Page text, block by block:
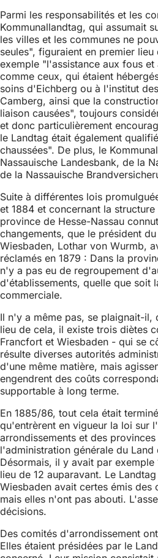
Parmi les responsabilités et les
Kommunallandtag, qui assumait
les villes et les communes ne
seules", figuraient en premier
exemple "l'assistance aux fous et
comme ceux, qui étaient
soins d'Eichberg ou à l'institut
Camberg, ainsi que la
liaison causées", toujours
et donc particulièrement
le Landtag était également
chaussées". De plus, le
Nassauische Landesbank, de la
de la Nassauische
Suite à différentes lois
et 1884 et concernant la
province de Hesse-Nassau
changements, que le président
Wiesbaden, Lothar von Wurmb,
réclamés en 1879 : Dans la
n'y a pas eu de regroupement
d'établissements, quelle que soit
commerciale.
Il n'y a même pas, se plaignait-il,
lieu de cela, il existe trois diètes
Francfort et Wiesbaden - qui se
résulte diverses autorités
d'une même matière, mais
engendrent des coûts
supportable à long terme.
En 1885/86, tout cela était
qu'entrèrent en vigueur la loi sur
arrondissements et des
l'administration générale du Land
Désormais, il y avait par exemple
lieu de 12 auparavant. Le
Wiesbaden avait certes émis des
mais elles n'ont pas abouti.
décisions.
Des comités d'arrondissement
Elles étaient présidées par le